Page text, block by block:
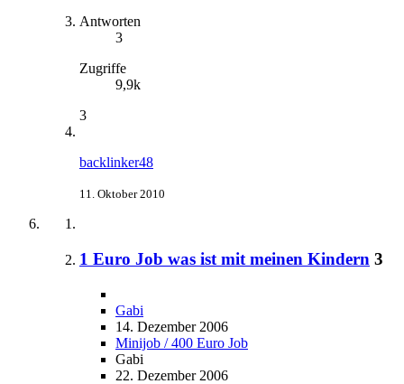
Antworten
3
Zugriffe
9,9k
3
backlinker48
11. Oktober 2010
1 Euro Job was ist mit meinen Kindern 3
Gabi
14. Dezember 2006
Minijob / 400 Euro Job
Gabi
22. Dezember 2006